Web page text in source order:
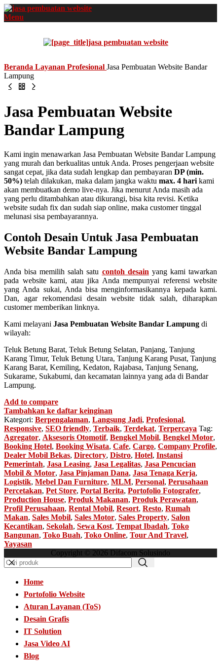
Menu
Beranda Layanan Profesional Jasa Pembuatan Website Bandar
Lampung
Jasa Pembuatan Website
Bandar Lampung
Kami ingin menawarkan Jasa Pembuatan Website Bandar Lampung
yang murah dan berkualitas untuk Anda. Proses pengerjaan website
sangat cepat, jika data sudah lengkap dan pembayaran DP (min.
50%) telah dilakukan, maka dalam jangka waktu max. 4 hari kami
akan membuatkan demo live-nya. Jika menurut Anda masih ada
yang perlu ditambahkan atau dikurangi, bisa kita revisi. Ketika
website sudah fix dan sudah siap online, maka customer tinggal
melunasi sisa pembayarannya.
Contoh Desain Untuk Jasa Pembuatan
Website Bandar Lampung
Anda bisa memilih salah satu contoh desain yang kami tawarkan
pada website kami, atau jika Anda mempunyai referensi website
yang Anda sukai, Anda bisa menginformasikannya kepada kami.
Dan, agar rekomendasi desain website tidak salah, diharapkan
customer memberikan linknya.
Kami melayani Jasa Pembuatan Website Bandar Lampung di
wilayah:
Teluk Betung Barat, Teluk Betung Selatan, Panjang, Tanjung
Karang Timur, Teluk Betung Utara, Tanjung Karang Pusat, Tanjung
Karang Barat, Kemiling, Kedaton, Rajabasa, Tanjung Senang,
Sukarame, Sukabumi, dan kecamatan lainnya yang ada di Bandar
Lampung.
Add to compare
Tambahkan ke daftar keinginan
Kategori: Berpengalaman, Langsung Jadi, Profesional,
Responsive, SEO friendly, Terbaik, Terdekat, Terpercaya Tag:
Agregator, Aksesoris Otomotif, Bengkel Mobil, Bengkel Motor,
Booking Hotel, Booking Wisata, Cafe, Cargo, Company Profile,
Dealer Mobil Bekas, Directory, Distro, Hotel, Instansi
Pemerintah, Jasa Leasing, Jasa Legalitas, Jasa Pencucian
Mobil & Motor, Jasa Pinjaman Dana, Jasa Tenaga Kerja,
Logistik, Mebel Dan Furniture, MLM, Personal, Perusahaan
Percetakan, Pet Store, Portal Berita, Portofolio Fotografer,
Production House, Produk Makanan, Produk Perawatan,
Profil Perusahaan, Rental Mobil, Resort, Resto, Rumah
Makan, Sales Mobil, Sales Motor, Sales Property, Salon
Kecantikan, Sekolah, Sewa Kost, Tempat Ibadah, Toko
Bangunan, Toko Buah, Toko Online, Tour And Travel,
Yayasan
Copyright © 2026 Difacom Solusindo
Home
Portofolio Website
Aturan Layanan (ToS)
Desain Grafis
IT Solution
Jasa Video AI
Blog